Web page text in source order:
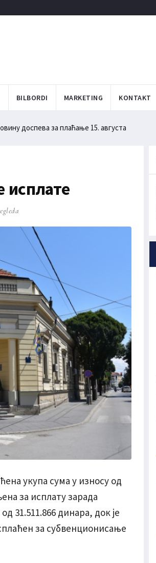
BILBORDI MARKETING KONTAKT
доспева за плаћање 15. августа
исплате
укупа сума у износу од
за исплату зарада
31.511.866 динара, док је
за субвенционисање